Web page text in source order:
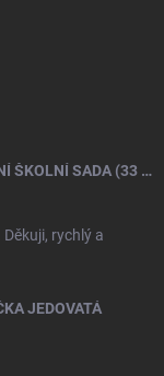
INSECT LORE MOTÝLÍ ZAHRÁDKA KOMPLETNÍ ŠKOLNÍ SADA (33 HOUSENEK)
rychlý a
JEDOVATÁ